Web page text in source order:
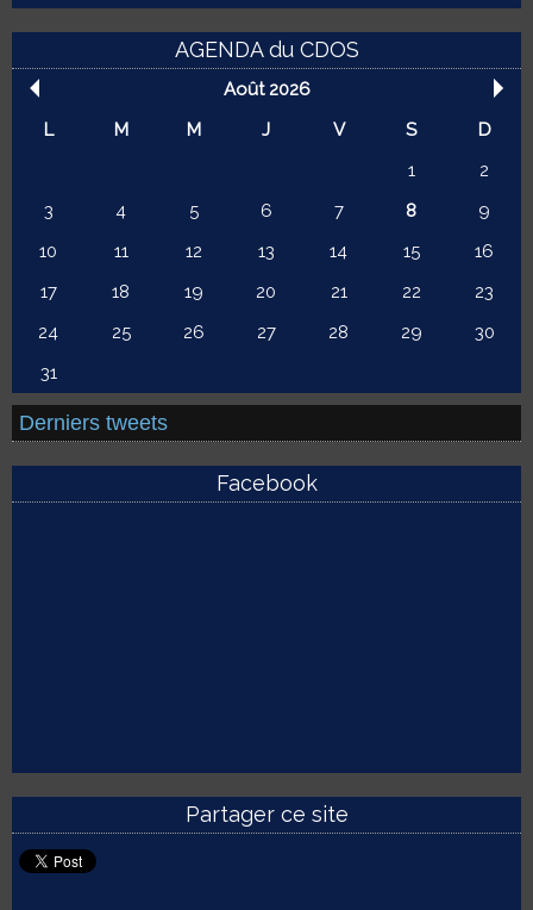
AGENDA du CDOS
Août 2026
L
M M J V S
D
1
2
3
4 5 6 7 8
9
10
11 12 13 14 15
16
17
18 19 20 21 22
23
24
25 26 27 28 29
30
31
Derniers tweets
Facebook
Partager ce site